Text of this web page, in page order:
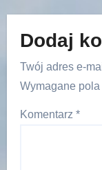
Dodaj
Twój adres e-
Wymagane
Komentarz *